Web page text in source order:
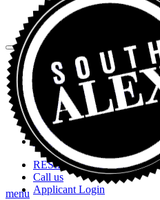
menu
Virtual Tour
Floorplans
Features and Amenities
Gallery
Retail
Neighborhood
Contact
RESIDENT LOGIN
Call us
Applicant Login